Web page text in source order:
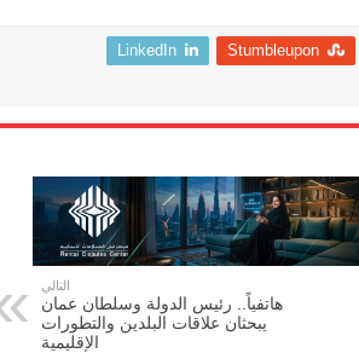
Stumbleupon
LinkedIn
التالي
هاتفياً.. رئيس الدولة وسلطان عمان
يبحثان علاقات البلدين والتطورات
الإقليمية